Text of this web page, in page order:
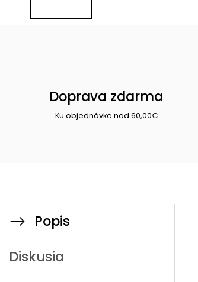
Doprava zdarma
Ku objednávke nad 60,00€
Popis
Diskusia